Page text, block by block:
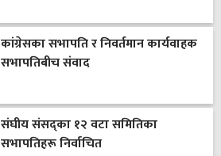
कांग्रेसका सभापति र निवर्तमान कार्यवाहक
सभापतिबीच संवाद
संघीय संसद्का १२ वटा समितिका
सभापतिहरू निर्वाचित